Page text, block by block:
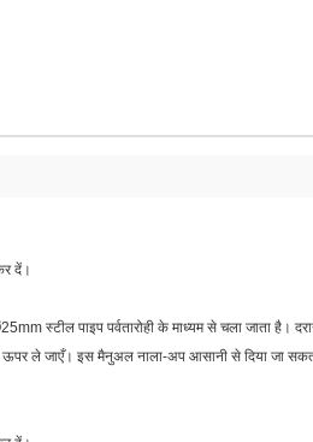
दें।
स्टील पाइप पर्वतारोही के माध्यम से चला जाता है।
ऊपर ले जाएँ। इस मैनुअल नाला-अप आसानी से दिया जा